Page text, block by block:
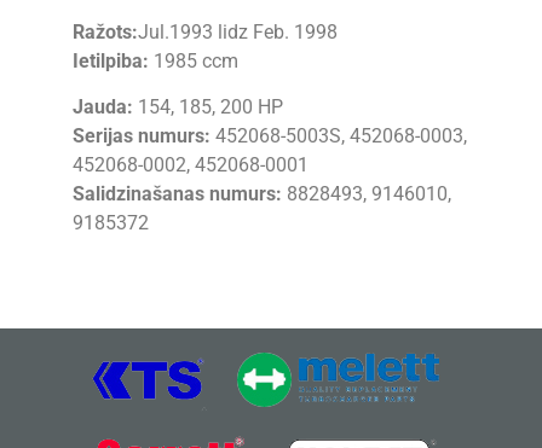
Ražots:Jul.1993 lidz Feb. 1998
Ietilpiba: 1985 ccm
Jauda: 154, 185, 200 HP
Serijas numurs: 452068-5003S, 452068-0003,
452068-0002, 452068-0001
Salidzinašanas numurs: 8828493, 9146010,
9185372